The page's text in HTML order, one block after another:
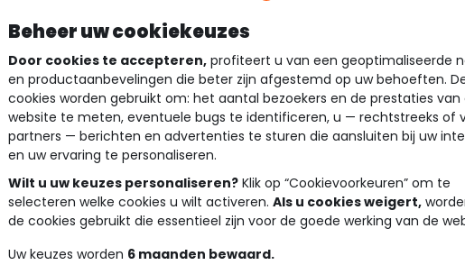
Beheer uw cookiekeuzes
Door cookies te accepteren, profiteert u van een geoptimaliseerde
en productaanbevelingen die beter zijn afgestemd op uw behoeften.
cookies worden gebruikt om: het aantal bezoekers en de prestaties van
website te meten, eventuele bugs te identificeren, u — rechtstreeks of
partners — berichten en advertenties te sturen die aansluiten bij uw
en uw ervaring te personaliseren.
Wilt u uw keuzes personaliseren? Klik op “Cookievoorkeuren” om te
selecteren welke cookies u wilt activeren. Als u cookies weigert,
de cookies gebruikt die essentieel zijn voor de goede werking van de
Uw keuzes worden 6 maanden bewaard.